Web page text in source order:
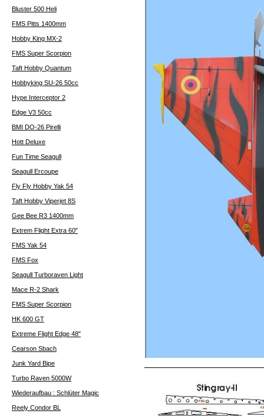
Bluster 500 Heli
FMS Pitts 1400mm
Hobby King MX-2
FMS Super Scorpion
Taft Hobby Quantum
Hobbyking SU-26 50cc
Hype Interceptor 2
Edge V3 50cc
BMI DO-26 Pirelli
Hott Deluxe
Fun Time Seagull
Seagull Ercoupe
Fly Fly Hobby Yak 54
Taft Hobby Viperjet 8S
Gee Bee R3 1400mm
Extrem Flight Extra 60"
FMS Yak 54
FMS Fox
Seagull Turboraven Light
Mace R-2 Shark
FMS Super Scorpion
HK 600 GT
Extreme Flight Edge 48"
Cearson Sbach
Junk Yard Bipe
Turbo Raven 5000W
Wiederaufbau : Schlüter Magic
Reely Condor BL